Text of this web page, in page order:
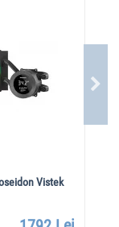
Vistek